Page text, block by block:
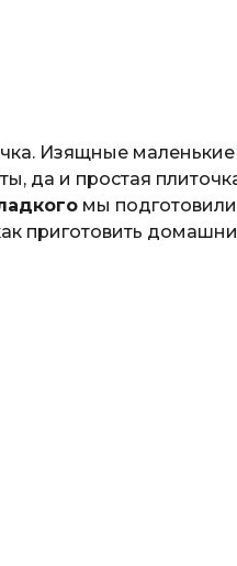
Изящные маленькие
да и простая
мы подготовили
приготовить